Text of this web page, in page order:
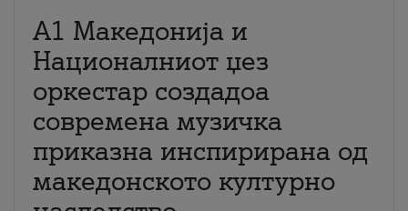
А1 Македонија и
Националниот џез
оркестар создадоа
современа музичка
приказна инспирирана од
македонското културно